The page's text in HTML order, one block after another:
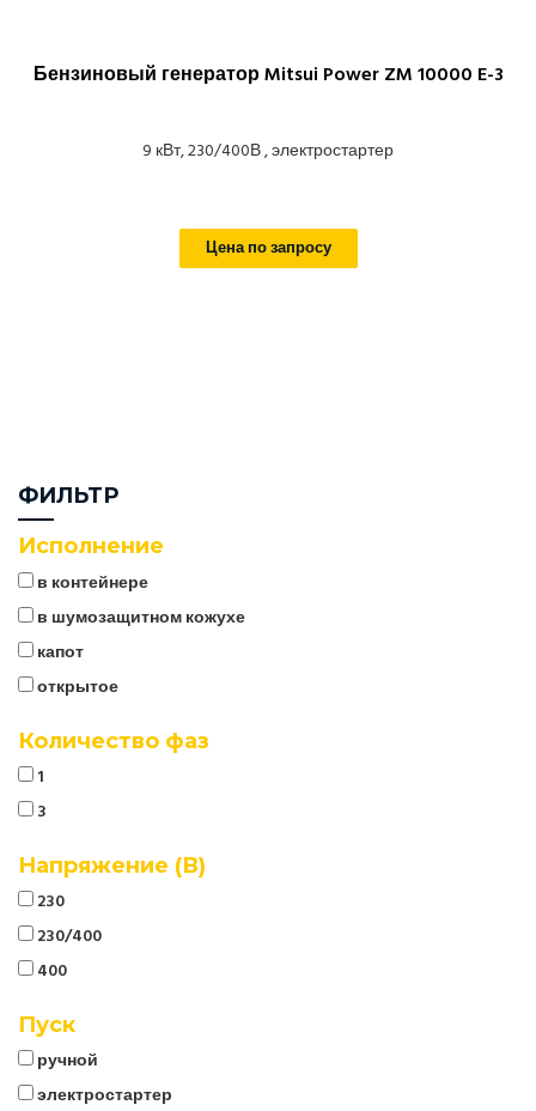
Бензиновый генератор Mitsui Power ZM 10000 E-3
9 кВт, 230/400В , электростартер
Цена по запросу
ФИЛЬТР
Исполнение
в контейнере
в шумозащитном кожухе
капот
открытое
Количество фаз
1
3
Напряжение (В)
230
230/400
400
Пуск
ручной
электростартер